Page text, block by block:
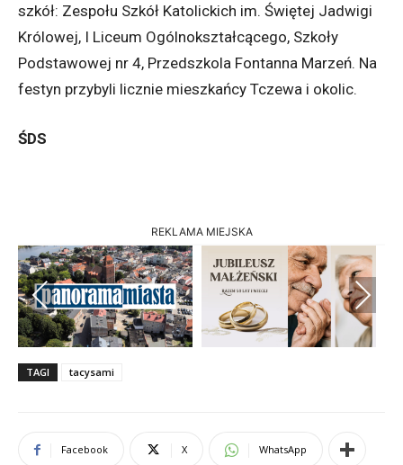
szkół: Zespołu Szkół Katolickich im. Świętej Jadwigi
Królowej, I Liceum Ogólnokształcącego, Szkoły
Podstawowej nr 4, Przedszkola Fontanna Marzeń. Na
festyn przybyli licznie mieszkańcy Tczewa i okolic.
ŚDS
REKLAMA MIEJSKA
Previous Next
TAGI tacysami
Facebook X WhatsApp